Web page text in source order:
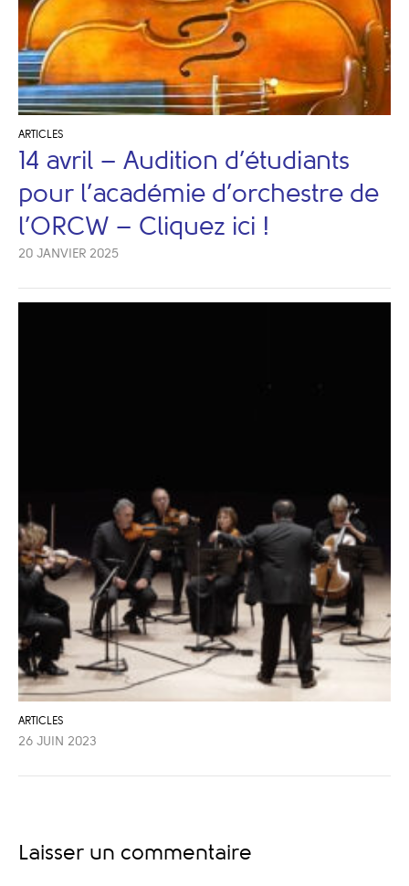
ARTICLES
14 avril – Audition d’étudiants
pour l’académie d’orchestre de
l’ORCW – Cliquez ici !
20 JANVIER 2025
ARTICLES
26 JUIN 2023
Laisser un commentaire